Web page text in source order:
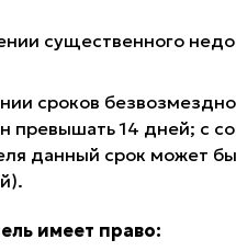
существенного
сроков
превышать 14 дней; с
данный срок может
имеет право: